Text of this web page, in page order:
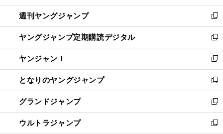
開
く
ウ
で
開
く
ン
ド
ウ
で
開
く
ウ
ィ
ン
ド
ウ
で
開
く
週刊ヤングジャンプ
新
し
い
ウ
ィ
ン
ド
ウ
で
開
く
ヤングジャンプ定期購読デジタル
新
し
い
ウ
ィ
ン
ド
ウ
で
ヤンジャン！
新
し
い
ウ
ィ
ン
ド
となりのヤングジャンプ
新
し
い
ウ
ィ
グランドジャンプ
新
し
い
ウルトラジャンプ
新